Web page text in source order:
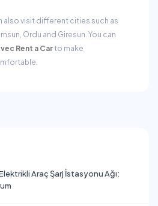
also visit different cities such as
Ordu and Giresun. You can
Rent a Car to make
Araç Şarj İstasyonu Ağı: